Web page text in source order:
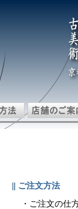
|| ご注文方法
・ご注文の仕